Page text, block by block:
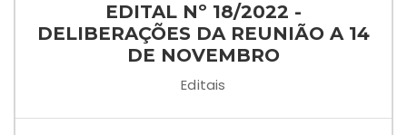
EDITAL Nº 18/2022 -
DELIBERAÇÕES DA REUNIÃO A 14
DE NOVEMBRO
Editais